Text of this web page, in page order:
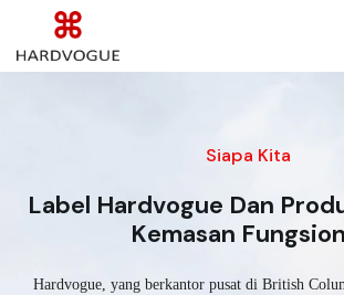
Siapa Kita
Label Hardvogue Dan
Kemasan
Hardvogue, yang berkantor pusat di British